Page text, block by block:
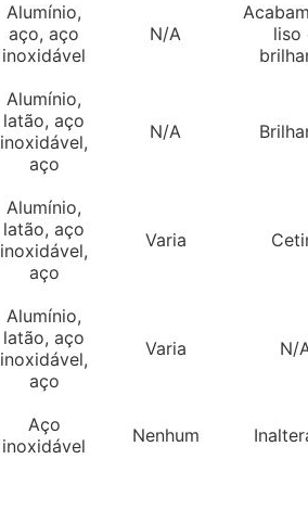
Alumínio,
aço, aço
inoxidável
N/A
liso
Alumínio,
latão, aço
inoxidável,
aço
N/A
Alumínio,
latão, aço
inoxidável,
aço
Varia
Alumínio,
latão, aço
inoxidável,
aço
Varia N/
Aço
inoxidável
Nenhum